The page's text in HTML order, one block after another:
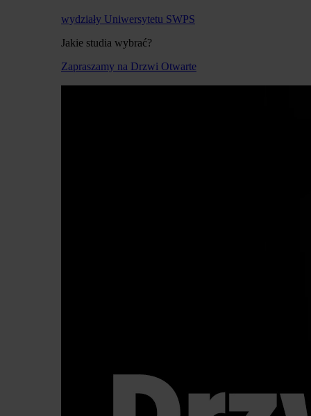
wydziały Uniwersytetu SWPS
Jakie studia wybrać?
Zapraszamy na Drzwi Otwarte